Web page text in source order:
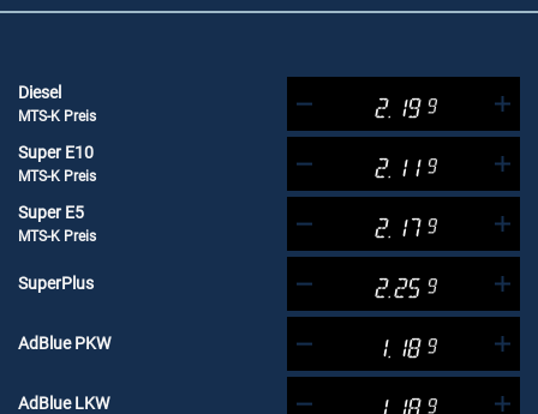
Diesel
MTS-K Preis 2.19 9
Super E10
MTS-K Preis 2.11 9
Super E5
MTS-K Preis 2.17 9
SuperPlus 2.25 9
AdBlue PKW 1.18 9
AdBlue LKW 1.18 9